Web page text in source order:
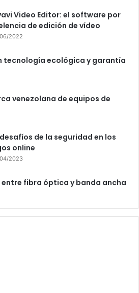
Video Editor: el software por
de edición de vídeo
2022
tecnología ecológica y garantía
venezolana de equipos de
de la seguridad en los
online
2023
fibra óptica y banda ancha